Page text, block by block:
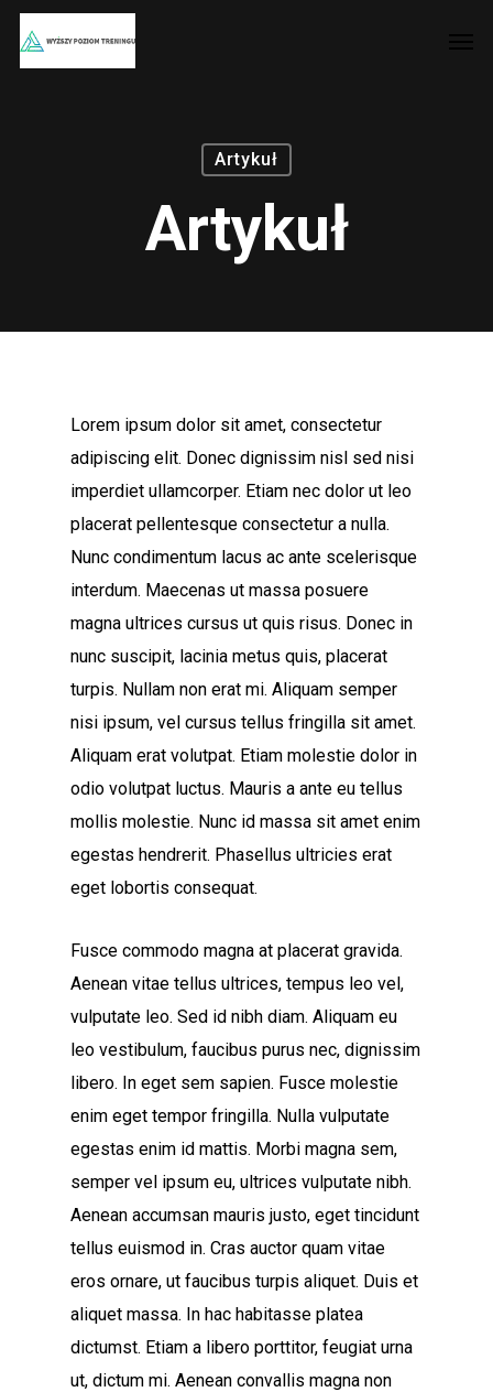
Skip
Artykuł
Artykuł
Lorem ipsum dolor sit amet, consectetur
adipiscing elit. Donec dignissim nisl sed nisi
imperdiet ullamcorper. Etiam nec dolor ut leo
placerat pellentesque consectetur a nulla.
Nunc condimentum lacus ac ante scelerisque
interdum. Maecenas ut massa posuere
magna ultrices cursus ut quis risus. Donec in
nunc suscipit, lacinia metus quis, placerat
turpis. Nullam non erat mi. Aliquam semper
nisi ipsum, vel cursus tellus fringilla sit amet.
Aliquam erat volutpat. Etiam molestie dolor in
odio volutpat luctus. Mauris a ante eu tellus
mollis molestie. Nunc id massa sit amet enim
egestas hendrerit. Phasellus ultricies erat
eget lobortis consequat.
Fusce commodo magna at placerat gravida.
Aenean vitae tellus ultrices, tempus leo vel,
vulputate leo. Sed id nibh diam. Aliquam eu
leo vestibulum, faucibus purus nec, dignissim
libero. In eget sem sapien. Fusce molestie
enim eget tempor fringilla. Nulla vulputate
egestas enim id mattis. Morbi magna sem,
semper vel ipsum eu, ultrices vulputate nibh.
Aenean accumsan mauris justo, eget tincidunt
tellus euismod in. Cras auctor quam vitae
eros ornare, ut faucibus turpis aliquet. Duis et
aliquet massa. In hac habitasse platea
dictumst. Etiam a libero porttitor, feugiat urna
ut, dictum mi. Aenean convallis magna non